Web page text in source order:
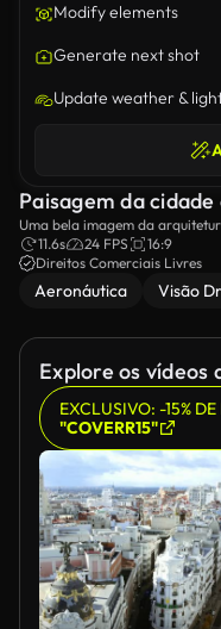
Modify elements
Generate next shot
Update weather &
Paisagem da
Uma bela imagem da
11.6s
24 FPS
16:9
Direitos Comerciais Livres
Aeronáutica Visão
Explore os vídeos
EXCLUSIVO: -15%
"COVERR15"